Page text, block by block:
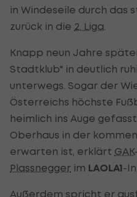
in Windeseile durch das
zurück in die 2. Liga
Knapp neun Jahre
Stadtklub" in deutlich
unterwegs. Sogar der
Österreichs höchste
heimlich ins Auge
Oberhaus in der
erwarten ist, erklärt GAK
Plassnegger im LAOLA1-
Außerdem spricht er